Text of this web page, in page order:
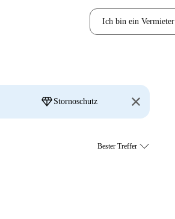
Ich bin ein Vermieter
diamond Stornoschutz